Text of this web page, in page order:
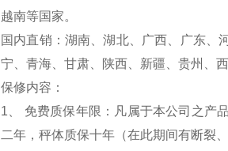
越南等国家。
国内直销：湖南、湖北、广西、广东、
宁、青海、甘肃、陕西、新疆、贵州、
保修内容：
1 、 免费质保年限：凡属于本公司之
二年，秤体质保十年（在此期间有断裂